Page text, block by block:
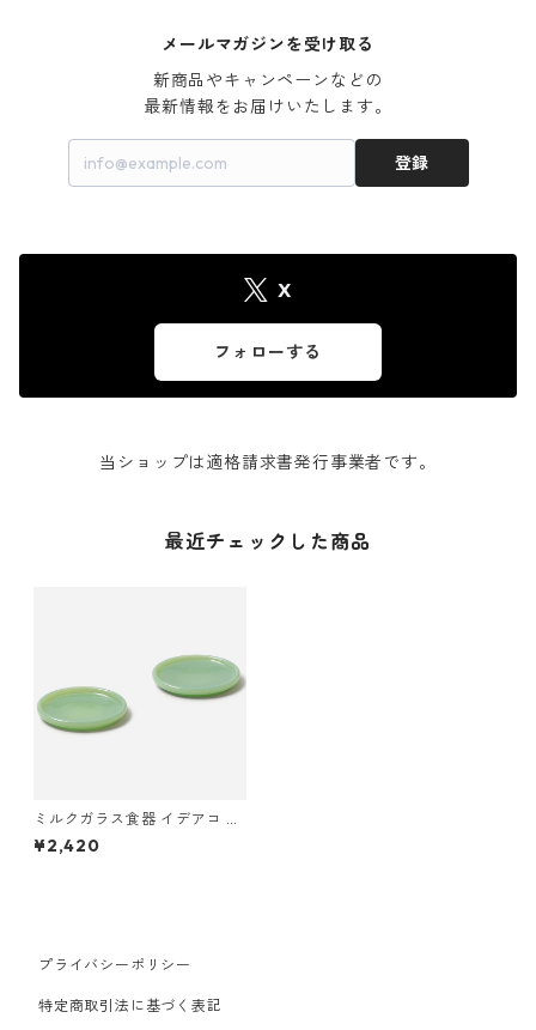
メールマガジンを受け取る
新商品やキャンペーンなどの
最新情報をお届けいたします。
登録
X
フォローする
当ショップは適格請求書発行事業者です。
最近チェックした商品
ミルクガラス食器 イデアコ テ
ーブルウェア ミルクガラス プ
レート10 2点ペアセット idea
¥2,420
プライバシーポリシー
特定商取引法に基づく表記